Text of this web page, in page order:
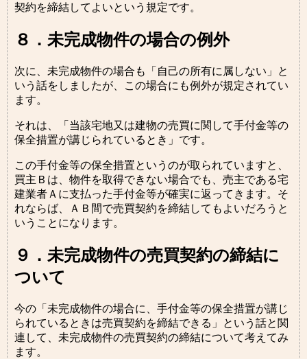
契約を締結してよいという規定です。
８．未完成物件の場合の例外
次に、未完成物件の場合も「自己の所有に属しない」と
いう話をしましたが、この場合にも例外が規定されてい
ます。
それは、「当該宅地又は建物の売買に関して手付金等の
保全措置が講じられているとき」です。
この手付金等の保全措置というのが取られていますと、
買主Ｂは、物件を取得できない場合でも、売主である宅
建業者Ａに支払った手付金等が確実に返ってきます。そ
れならば、ＡＢ間で売買契約を締結してもよいだろうと
いうことになります。
９．未完成物件の売買契約の締結に
ついて
今の「未完成物件の場合に、手付金等の保全措置が講じ
られているときは売買契約を締結できる」という話と関
連して、未完成物件の売買契約の締結について考えてみ
ます。